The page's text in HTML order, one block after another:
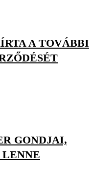
A TOVÁBBI
GONDJAI,